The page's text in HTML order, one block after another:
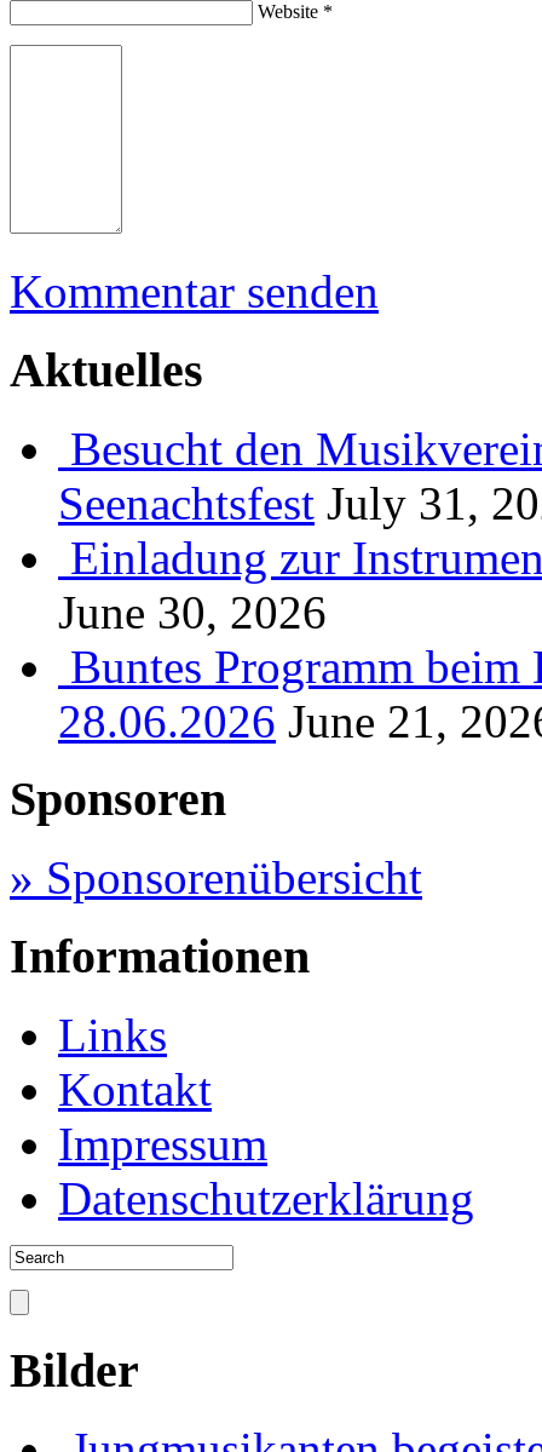
Website *
Kommentar senden
Aktuelles
Besucht den
Seenachtsfest July 31,
Einladung zur
June 30, 2026
Buntes Programm
28.06.2026 June 21,
Sponsoren
» Sponsorenübersicht
Informationen
Links
Kontakt
Impressum
Datenschutzerklärung
Bilder